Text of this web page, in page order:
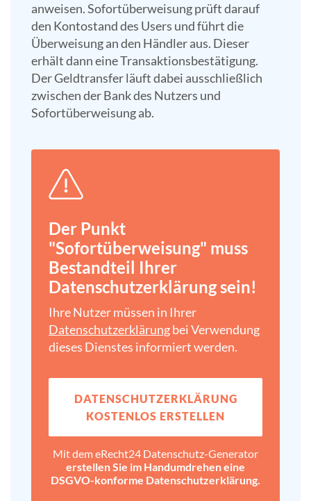
anweisen. Sofortüberweisung prüft darauf
den Kontostand des Users und führt die
Überweisung an den Händler aus. Dieser
erhält dann eine Transaktionsbestätigung.
Der Geldtransfer läuft dabei ausschließlich
zwischen der Bank des Nutzers und
Sofortüberweisung ab.
Der Punkt
"Sofortüberweisung" muss
Bestandteil Ihrer
Datenschutz­erklärung sein!
Ihre Nutzer müssen in Ihrer
Datenschutz­erklärungbei Verwendung
dieses Dienstes informiert werden.
DATENSCHUTZ­ERKLÄRUNG
KOSTENLOS ERSTELLEN
Mit dem eRecht24 Datenschutz-Generator
erstellen Sie im Handumdrehen eine
DSGVO-konforme Datenschutz­erklärung.